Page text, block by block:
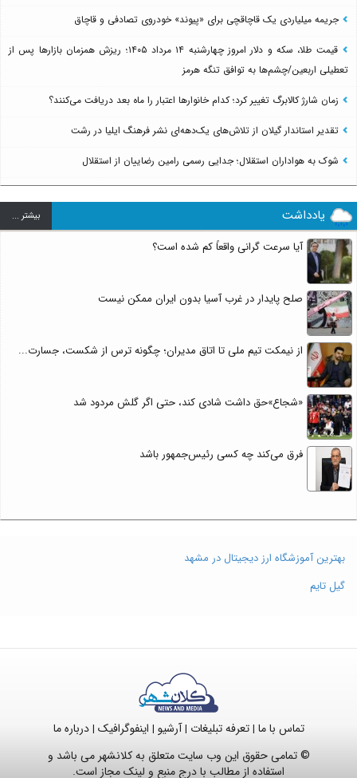
جریمه میلیاردی یک قاچاقچی برای «پیوند» خودروی تصادفی و قاچاق
قیمت طلا، سکه و دلار امروز چهارشنبه ۱۴ مرداد ۱۴۰۵؛ ریزش همزمان بازارها پس از
تعطیلی اربعین/چشم‌ها به توافق تنگه هرمز
زمان شارژ کالابرگ تغییر کرد؛ کدام خانوارها اعتبار را ماه بعد دریافت می‌کنند؟
تقدیر استاندار گیلان از تلاش‌های یک‌دهه‌ای نشر فرهنگ ایلیا در رشت
شوک به هواداران استقلال؛ جدایی رسمی رامین رضاییان از استقلال
یادداشت بيشتر ...
آیا سرعت گرانی واقعاً کم شده است؟
صلح پایدار در غرب آسیا بدون ایران ممکن نیست
از نیمکت تیم ملی تا اتاق مدیران؛ چگونه ترس از شکست، جسارت...
«شجاع»حق داشت شادی کند، حتی اگر گلش مردود شد
فرق می‌کند چه کسی رئیس‌جمهور باشد
بهترین آموزشگاه ارز دیجیتال در مشهد
گیل تایم
تماس با ما |تعرفه تبلیغات |آرشیو | اینفوگرافیک |درباره ما
© تمامی حقوق این وب سایت متعلق به کلانشهر می باشد و
استفاده از مطالب با درج منبع و لینک مجاز است.